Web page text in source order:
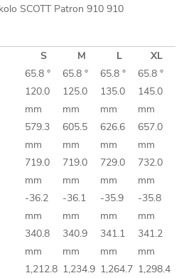
S M L
XL
65.8 ° 65.8 ° 65.8 °
65.8 °
120.0
mm
125.0
mm
135.0
mm
145.0
mm
579.3
mm
605.5
mm
626.6
mm
657.0
mm
719.0
mm
719.0
mm
729.0
mm
732.0
mm
-36.2
mm
-36.1
mm
-35.9
mm
-35.8
mm
340.8
mm
340.9
mm
341.1
mm
341.2
mm
1,212.8 1,234.9 1,264.7 1,298.4